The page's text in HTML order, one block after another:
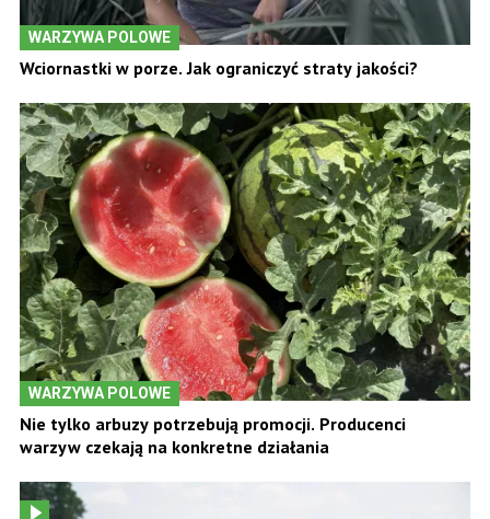
WARZYWA POLOWE
Wciornastki w porze. Jak ograniczyć straty jakości?
WARZYWA POLOWE
Nie tylko arbuzy potrzebują promocji. Producenci
warzyw czekają na konkretne działania